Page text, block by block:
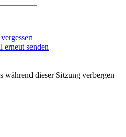
senden
während dieser Sitzung verbergen